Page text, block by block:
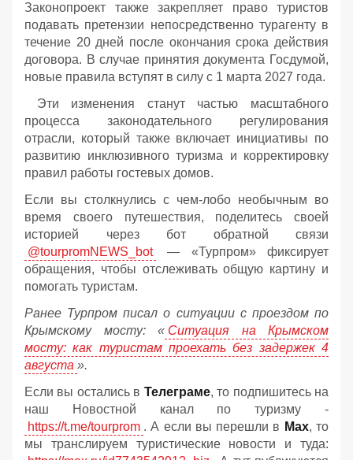
Законопроект также закрепляет право туристов
подавать претензии непосредственно турагенту в
течение 20 дней после окончания срока действия
договора. В случае принятия документа Госдумой,
новые правила вступят в силу с 1 марта 2027 года.
Эти изменения станут частью масштабного
процесса законодательного регулирования
отрасли, который также включает инициативы по
развитию инклюзивного туризма и корректировку
правил работы гостевых домов.
Если вы столкнулись с чем-лобо необычным во
время своего путешествия, поделитесь своей
историей через бот обратной связи
@tourpromNEWS_bot
— «Турпром» фиксирует
обращения, чтобы отслеживать общую картину и
помогать туристам.
Ранее Турпром писал о ситуации с проездом по
Крымскому мосту: « Ситуация на Крымском
мосту: как туристам проехать без задержек 4
августа ».
Если вы остались в Телеграме, то подпишитесь на
наш Новостной канал по туризму -
https://t.me/tourprom . А если вы перешли в Мах, то
мы транслируем туристические новости и туда: